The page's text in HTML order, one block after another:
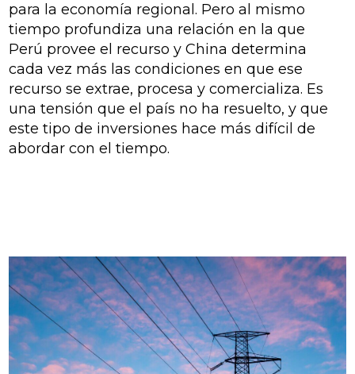
para la economía regional. Pero al mismo
tiempo profundiza una relación en la que
Perú provee el recurso y China determina
cada vez más las condiciones en que ese
recurso se extrae, procesa y comercializa. Es
una tensión que el país no ha resuelto, y que
este tipo de inversiones hace más difícil de
abordar con el tiempo.